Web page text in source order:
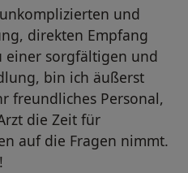
und
direkten Empfang
einer sorgfältigen und
bin ich äußerst
freundliches Personal,
die Zeit für
auf die Fragen nimmt.